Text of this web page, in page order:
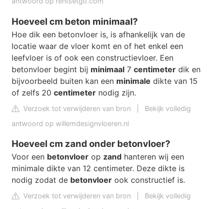
Hoeveel cm beton minimaal?
Hoe dik een betonvloer is, is afhankelijk van de
locatie waar de vloer komt en of het enkel een
leefvloer is of ook een constructievloer. Een
betonvloer begint bij minimaal 7 centimeter dik en
bijvoorbeeld buiten kan een minimale dikte van 15
of zelfs 20 centimeter nodig zijn.
Verzoek tot verwijderen van bron
Bekijk volledig
antwoord op willemdesignvloeren.nl
Hoeveel cm zand onder betonvloer?
Voor een betonvloer op zand hanteren wij een
minimale dikte van 12 centimeter. Deze dikte is
nodig zodat de betonvloer ook constructief is.
Verzoek tot verwijderen van bron
Bekijk volledig